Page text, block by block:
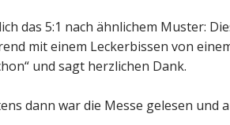
das 5:1 nach ähnlichem Muster:
mit einem Leckerbissen von
und sagt herzlichen Dank.
dann war die Messe gelesen und